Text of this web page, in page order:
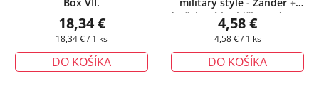
18,34 €
Jednotková
cena:
18,34 € / 1 ks
DO KOŠÍKA
darčeková krabička zadarmo
4,58 €
Jednotková
cena:
4,58 € / 1 ks
DO KOŠÍKA